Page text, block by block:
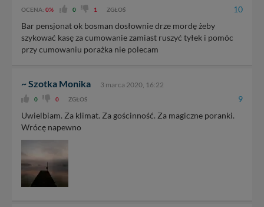
OCENA: 0% 0 1 ZGŁOŚ 10
Bar pensjonat ok bosman dosłownie drze mordę żeby
szykować kasę za cumowanie zamiast ruszyć tyłek i pomóc
przy cumowaniu porażka nie polecam
~ Szotka Monika 3 marca 2020, 16:22
0 0 ZGŁOŚ 9
Uwielbiam. Za klimat. Za gościnność. Za magiczne poranki.
Wrócę napewno